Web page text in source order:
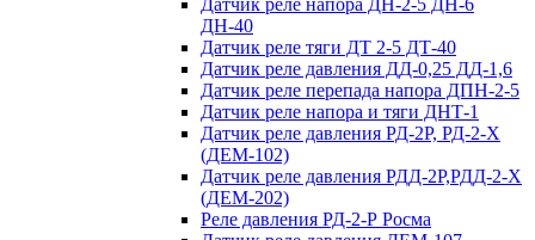
Датчик реле напора ДН-2-5 ДН-6
ДН-40
Датчик реле тяги ДТ 2-5 ДТ-40
Датчик реле давления ДД-0,25 ДД-1,6
Датчик реле перепада напора ДПН-2-5
Датчик реле напора и тяги ДНТ-1
Датчик реле давления РД-2Р, РД-2-Х
(ДЕМ-102)
Датчик реле давления РДД-2Р,РДД-2-Х
(ДЕМ-202)
Реле давления РД-2-Р Росма